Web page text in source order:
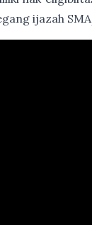
ijazah